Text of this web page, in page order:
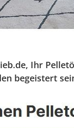
Ihr
begeistert